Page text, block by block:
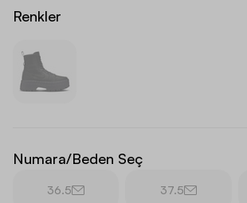
Renkler
Numara/Beden Seç
36.5 37.5